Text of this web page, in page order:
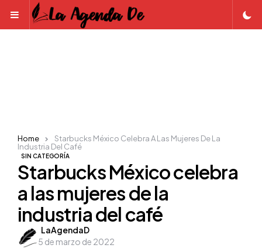
Menu
SIN CATEGORÍA
Starbucks México celebra
a las mujeres de la
industria del café
Posted
by
LaAgendaD
5 de marzo de 2022
Home
Starbucks México Celebra A Las Mujeres De La
Industria Del Café